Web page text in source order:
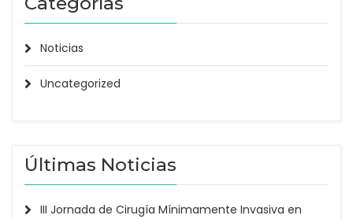
Noticias
Uncategorized
Últimas Noticias
III Jornada de Cirugía Mínimamente Invasiva en